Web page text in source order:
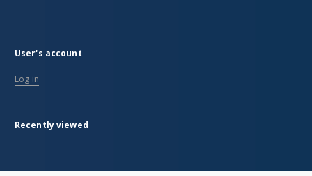
User's account
Log in
Recently viewed